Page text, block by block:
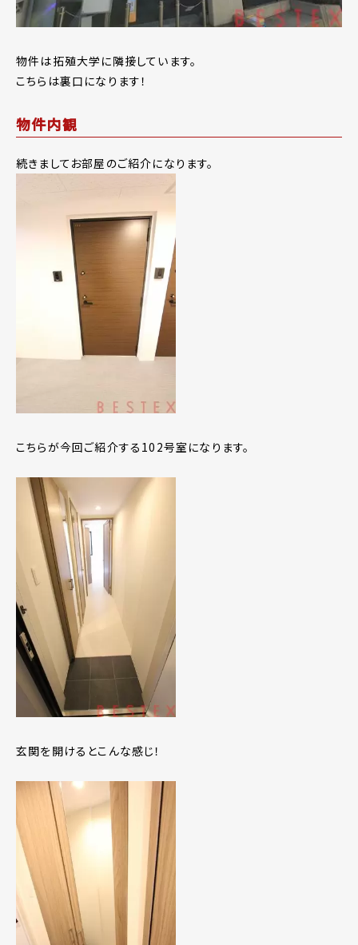
物件は拓殖大学に隣接しています。
こちらは裏口になります！
物件内観
続きましてお部屋のご紹介になります。
こちらが今回ご紹介する102号室になります。
玄関を開けるとこんな感じ！